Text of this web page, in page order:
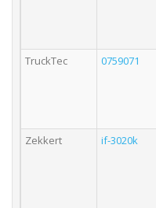
TruckTec
0759071
Zekkert
if-3020k